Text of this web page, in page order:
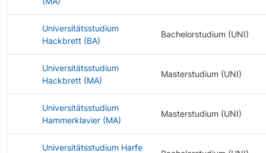
Universitätsstudium
Hackbrett (BA)
Bachelorstudium (UNI)
Universitätsstudium
Hackbrett (MA)
Masterstudium (UNI)
Universitätsstudium
Hammerklavier (MA)
Masterstudium (UNI)
Universitätsstudium Harfe